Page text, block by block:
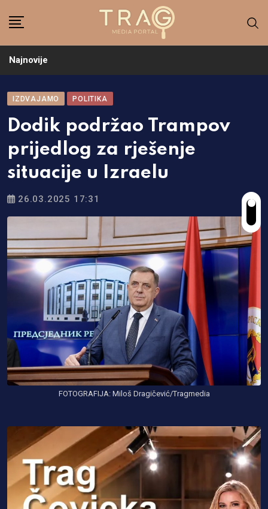
Najnovije
IZDVAJAMO POLITIKA
Dodik podržao Trampov
prijedlog za rješenje
situacije u Izraelu
26.03.2025 17:31
FOTOGRAFIJA: Miloš Dragičević/Tragmedia